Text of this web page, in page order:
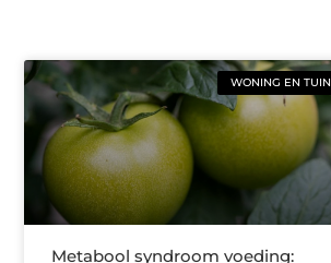
WONING EN TUIN
Metabool syndroom voeding: